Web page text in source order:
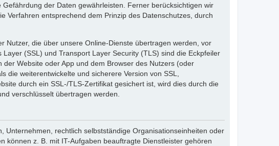
der Daten gewährleisten. Ferner berücksichtigen wir
Verfahren entsprechend dem Prinzip des Datenschutzes, durch
Nutzer, die über unsere Online-Dienste übertragen werden, vor
(SSL) und Transport Layer Security (TLS) sind die Eckpfeiler
Website oder App und dem Browser des Nutzers (oder
weiterentwickelte und sicherere Version von SSL,
durch ein SSL-/TLS-Zertifikat gesichert ist, wird dies durch die
verschlüsselt übertragen werden.
rechtlich selbstständige Organisationseinheiten oder
können z. B. mit IT-Aufgaben beauftragte Dienstleister gehören